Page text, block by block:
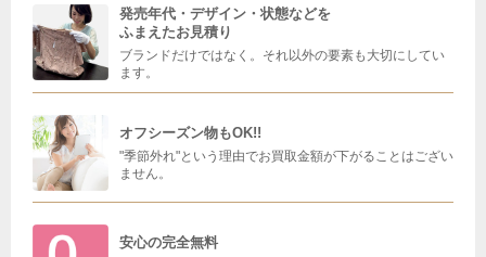
発売年代・デザイン・状態などを
ふまえたお見積り
ブランドだけではなく。それ以外の要素も大切にしてい
ます。
オフシーズン物もOK!!
"季節外れ"という理由でお買取金額が下がることはござい
ません。
安心の完全無料